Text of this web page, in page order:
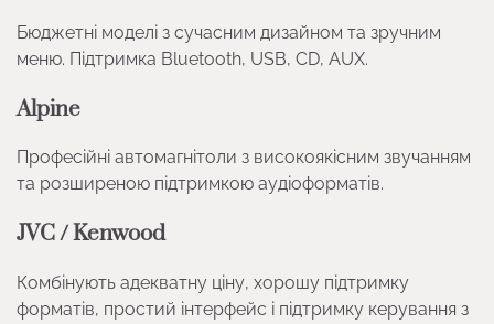
Бюджетні моделі з сучасним дизайном та зручним
меню. Підтримка Bluetooth, USB, CD, AUX.
Alpine
Професійні автомагнітоли з високоякісним звучанням
та розширеною підтримкою аудіоформатів.
JVC / Kenwood
Комбінують адекватну ціну, хорошу підтримку
форматів, простий інтерфейс і підтримку керування з